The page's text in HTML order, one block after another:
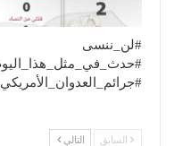
#لن_ننسى
السابق التالي